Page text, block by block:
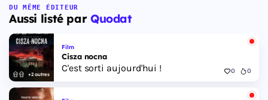
DU MÊME ÉDITEUR
Aussi listé par Quodat
+2 autres
Film
Cisza nocna
C'est sorti aujourd'hui ! 0 0